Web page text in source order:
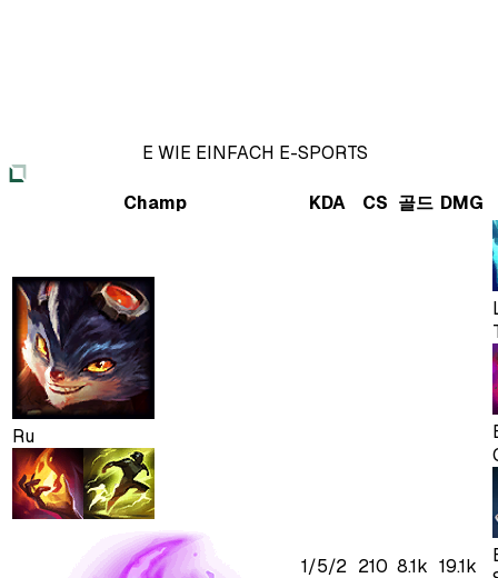
E WIE EINFACH E-SPORTS
Champ KDA CS 골드 DMG
Ru
1/5/2 210 8.1k 19.1k